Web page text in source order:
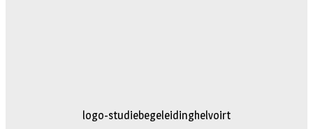
logo-studiebegeleidinghelvoirt